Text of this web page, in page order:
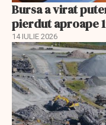
Bursa a virat
pierdut aproape
14 IULIE 2026